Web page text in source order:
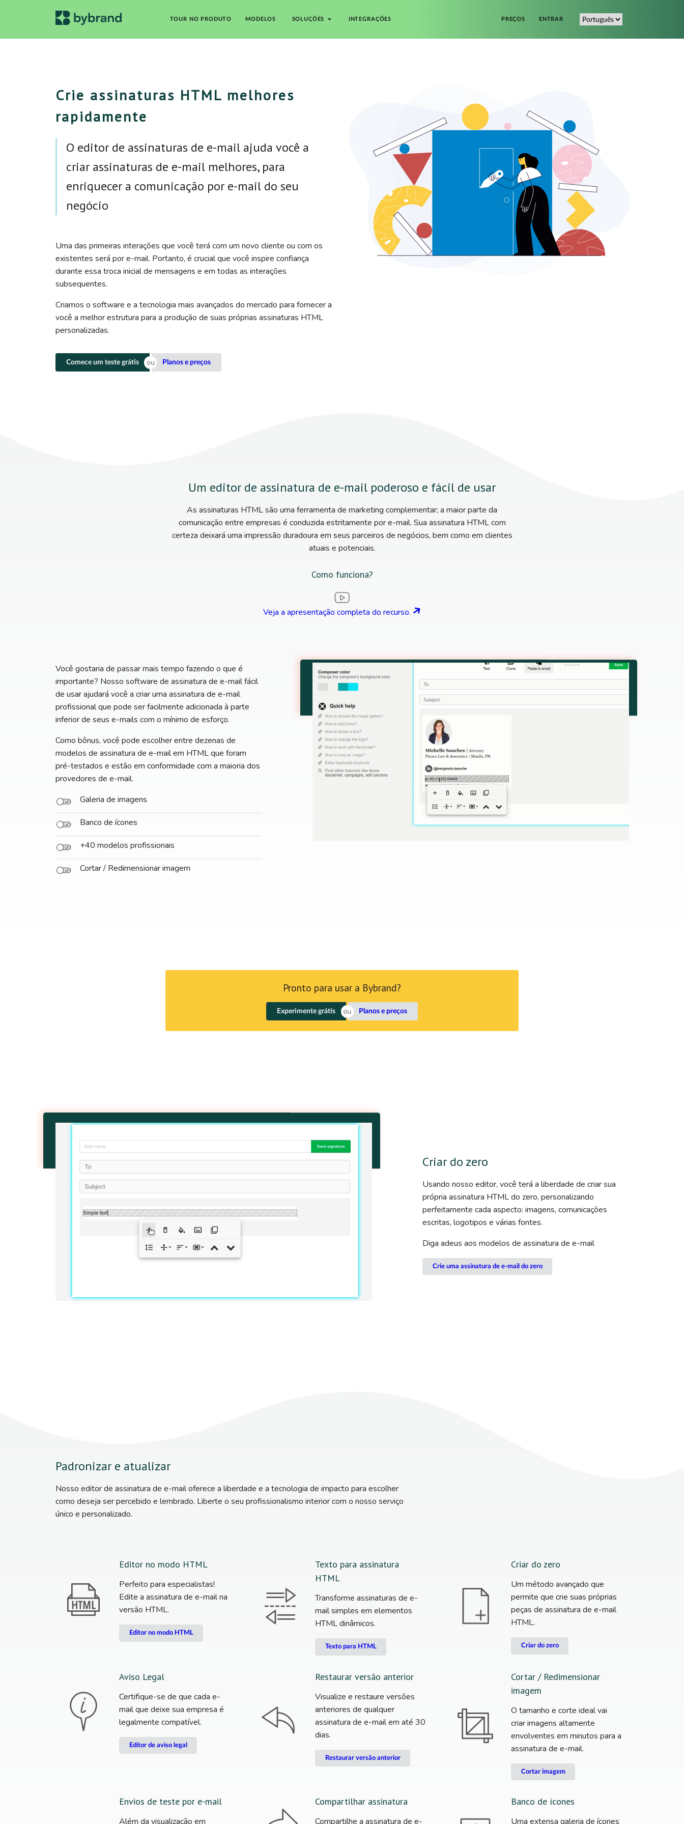
TOUR NO PRODUTO MODELOS SOLUÇÕES INTEGRAÇÕES PREÇOS ENTRAR
Crie assinaturas HTML melhores
rapidamente
O editor de assinaturas de e-mail ajuda você a
criar assinaturas de e-mail melhores, para
enriquecer a comunicação por e-mail do seu
negócio
Uma das primeiras interações que você terá com um novo cliente ou com os
existentes será por e-mail. Portanto, é crucial que você inspire confiança
durante essa troca inicial de mensagens e em todas as interações
subsequentes.
Criamos o software e a tecnologia mais avançados do mercado para fornecer a
você a melhor estrutura para a produção de suas próprias assinaturas HTML
personalizadas.
Comece um teste grátis Planos e preços
Um editor de assinatura de e-mail poderoso e fácil de usar
As assinaturas HTML são uma ferramenta de marketing complementar; a maior parte da
comunicação entre empresas é conduzida estritamente por e-mail. Sua assinatura HTML com
certeza deixará uma impressão duradoura em seus parceiros de negócios, bem como em clientes
atuais e potenciais.
Como funciona?
Veja a apresentação completa do recurso.
Você gostaria de passar mais tempo fazendo o que é
importante? Nosso software de assinatura de e-mail fácil
de usar ajudará você a criar uma assinatura de e-mail
profissional que pode ser facilmente adicionada à parte
inferior de seus e-mails com o mínimo de esforço.
Como bônus, você pode escolher entre dezenas de
modelos de assinatura de e-mail em HTML que foram
pré-testados e estão em conformidade com a maioria dos
provedores de e-mail.
Galeria de imagens
Banco de ícones
+40 modelos profissionais
Cortar / Redimensionar imagem
Pronto para usar a Bybrand?
Experimente grátis Planos e preços
Criar do zero
Usando nosso editor, você terá a liberdade de criar sua
própria assinatura HTML do zero, personalizando
perfeitamente cada aspecto: imagens, comunicações
escritas, logotipos e várias fontes.
Diga adeus aos modelos de assinatura de e-mail
Crie uma assinatura de e-mail do zero
Padronizar e atualizar
Nosso editor de assinatura de e-mail oferece a liberdade e a tecnologia de impacto para escolher
como deseja ser percebido e lembrado. Liberte o seu profissionalismo interior com o nosso serviço
único e personalizado.
Editor no modo HTML
Perfeito para especialistas!
Edite a assinatura de e-mail na
versão HTML.
Editor no modo HTML
Texto para assinatura
HTML
Transforme assinaturas de e-
mail simples em elementos
HTML dinâmicos.
Texto para HTML
Criar do zero
Um método avançado que
permite que crie suas próprias
peças de assinatura de e-mail
HTML.
Criar do zero
Aviso Legal
Certifique-se de que cada e-
mail que deixe sua empresa é
legalmente compatível.
Editor de aviso legal
Restaurar versão anterior
Visualize e restaure versões
anteriores de qualquer
assinatura de e-mail em até 30
dias.
Restaurar versão anterior
Cortar / Redimensionar
imagem
O tamanho e corte ideal vai
criar imagens altamente
envolventes em minutos para a
assinatura de e-mail.
Cortar imagem
Envios de teste por e-mail
Além da visualização em
Compartilhar assinatura
Compartilhe a assinatura de e-
Banco de ícones
Uma extensa galeria de ícones